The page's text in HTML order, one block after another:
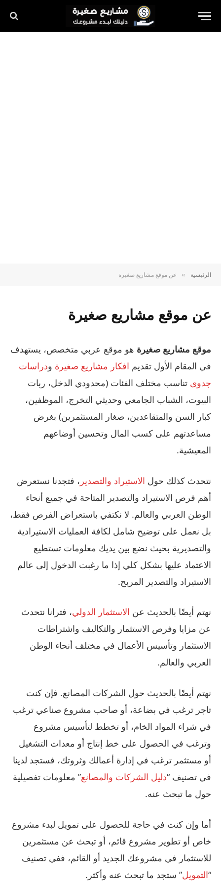
الرئيسية » عن موقع مشاريع صغيرة
عن موقع مشاريع صغيرة
موقع مشاريع صغيرة هو موقع عربي متخصص، يستهدف
في المقام الأول تقديم افكار مشاريع صغيرة ودراسات
جدوى تناسب مختلف الفئات (محدودي الدخل، ربات
البيوت، الشباب الجامعي وحديثي التخرج، الموظفين،
كبار السن والمتقاعدين، صغار المستثمرين) بغرض
مساعدتهم على كسب المال وتحسين أوضاعهم
المعيشية.
نتحدث كذلك حول الاستيراد والتصدير ، فتجدنا نستعرض
أهم فرص الاستيراد والتصدير المتاحة في جميع أنحاء
الوطن العربي والعالم. لا نكتفي باستعراض الفرص فقط،
بل نعمل على توضيح شامل لكافة العمليات الاستيرادية
والتصديرية بحيث نضع بين يديك معلومات تستطيع
الاعتماد عليها بشكل كلي إذا ما رغبت الدخول إلى عالم
الاستيراد والتصدير المربح.
نهتم أيضًا بالحديث عن الاستثمار الدولي، فترانا نتحدث
عن مزايا وفرص الاستثمار والتكاليف واشتراطات
الاستثمار وتأسيس الأعمال في مختلف أنحاء الوطن
العربي والعالم.
نهتم أيضًا بالحديث حول الشركات المصانع. فإن كنت
تاجر ترغب في بضاعة، أو صاحب مشروع صناعي ترغب
في شراء المواد الخام، أو تخطط لتأسيس مشروع
وترغب في الحصول على خط إنتاج أو معدات التشغيل
أو مستثمر ترغب في إدارة أعمالك وثروتك، فستجد لدينا
في تصنيف “دليل الشركات والمصانع” معلومات تفصيلية
حول ما تبحث عنه.
أما وإن كنت في حاجة للحصول على تمويل لبدء مشروع
خاص أو تطوير مشروع قائم، أو تبحث عن مستثمرين
للاستثمار في مشروعك الجديد أو القائم، ففي تصنيف
“التمويل” ستجد ما تبحث عنه وأكثر.